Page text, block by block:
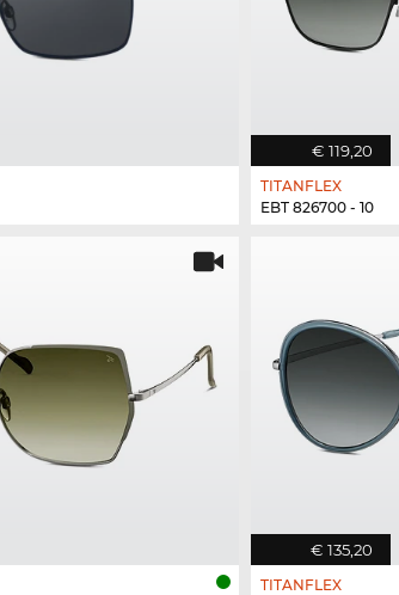
€ 119,20
TITANFLEX
EBT 826700 - 10
€ 135,20
TITANFLEX